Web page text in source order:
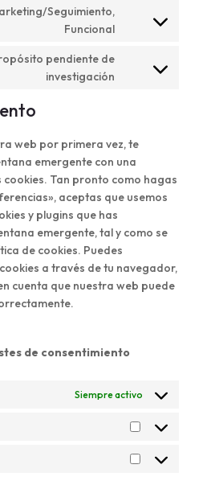
service
Seguimiento,
Funcional
Consent
service
pendiente de
investigación
Consent
web por primera vez, te
emergente con una
cookies. Tan pronto como hagas
aceptas que usemos
y plugins que has
emergente, tal y como se
de cookies. Puedes
a través de tu navegador,
cuenta que nuestra web puede
de consentimiento
Siempre activo
Estadísticas
Marketing